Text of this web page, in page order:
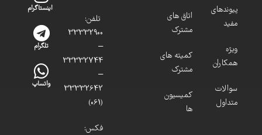
پیوندهای
مفید
ویژه
همکاران
سوالات
متداول
اتاق های
مشترک
کمیته های
مشترک
کمیسیون
ها
تلفن:
33332900
–
33332744
–
33332642
(061)
فکس:
اینستاگرام
تلگرام
واتساپ